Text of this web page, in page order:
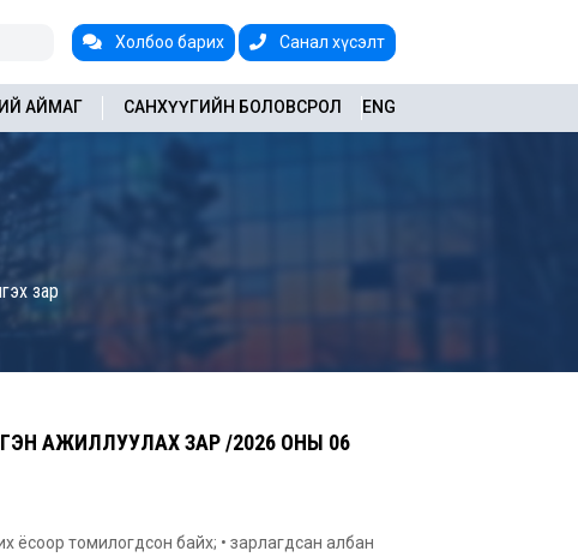
Холбоо барих Санал хүсэлт
ENG
АЙМАГ САНХҮҮГИЙН БОЛОВСРОЛ
зар
АЖИЛЛУУЛАХ ЗАР /2026 ОНЫ 06
ёсоор томилогдсон байх; • зарлагдсан албан